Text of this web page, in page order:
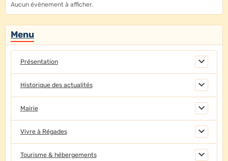
Aucun évènement à afficher.
Menu
Présentation
Historique des actualités
Mairie
Vivre à Régades
Tourisme & hébergements